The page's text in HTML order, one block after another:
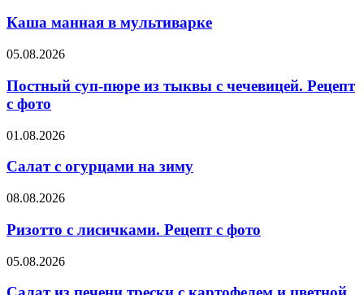
в
Каша манная в мультиварке
Постный
пюре
из
тыквы
чечевицей.
с
05.08.2026
Постный суп-пюре из тыквы с чечевицей. Рецепт
с фото
Салат
огурцами
зиму
01.08.2026
Салат с огурцами на зиму
Ризотто
лисичками.
Рецепт
с
фото
08.08.2026
Ризотто с лисичками. Рецепт с фото
Салат
печени
05.08.2026